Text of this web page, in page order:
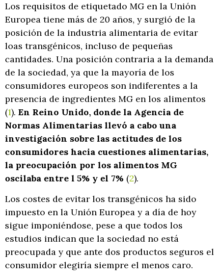
Los requisitos de etiquetado MG en la Unión
Europea tiene más de 20 años, y surgió de la
posición de la industria alimentaria de evitar
loas transgénicos, incluso de pequeñas
cantidades. Una posición contraria a la demanda
de la sociedad, ya que la mayoría de los
consumidores europeos son indiferentes a la
presencia de ingredientes MG en los alimentos
(1). En Reino Unido, donde la Agencia de
Normas Alimentarias llevó a cabo una
investigación sobre las actitudes de los
consumidores hacia cuestiones alimentarias,
la preocupación por los alimentos MG
oscilaba entre l 5% y el 7% (2).
Los costes de evitar los transgénicos ha sido
impuesto en la Unión Europea y a día de hoy
sigue imponiéndose, pese a que todos los
estudios indican que la sociedad no está
preocupada y que ante dos productos seguros el
consumidor elegiría siempre el menos caro.